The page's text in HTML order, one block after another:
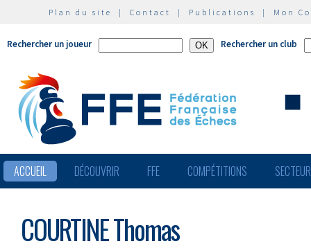
Plan du site | Contact | Publications | Mon
Rechercher un joueur Rechercher un club
ACCUEIL DÉCOUVRIR FFE COMPÉTITIONS
COURTINE Thomas